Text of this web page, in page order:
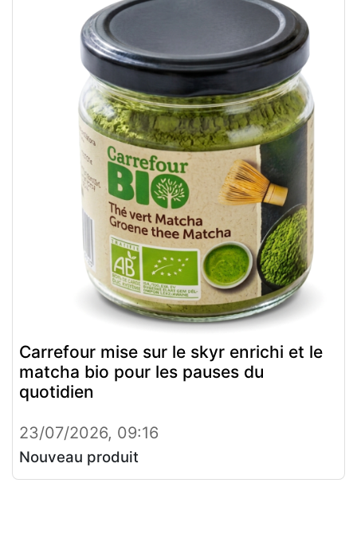
Carrefour mise sur le skyr enrichi et le
matcha bio pour les pauses du
quotidien
23/07/2026, 09:16
Nouveau produit